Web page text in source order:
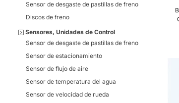
Sensor de desgaste de pastillas de freno
Discos de freno
Sensores, Unidades de Control
Sensor de desgaste de pastillas de freno
Sensor de estacionamiento
Sensor de flujo de aire
Sensor de temperatura del agua
Sensor de velocidad de rueda